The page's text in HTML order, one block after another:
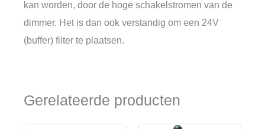
kan worden, door de hoge schakelstromen van de
dimmer. Het is dan ook verstandig om een 24V
(buffer) filter te plaatsen.
Gerelateerde producten